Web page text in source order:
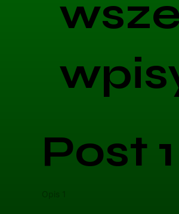
wsze
Post 1
Opis 1